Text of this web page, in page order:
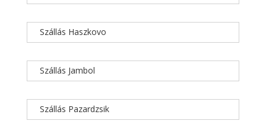
Szállás Haszkovo
Szállás Jambol
Szállás Pazardzsik